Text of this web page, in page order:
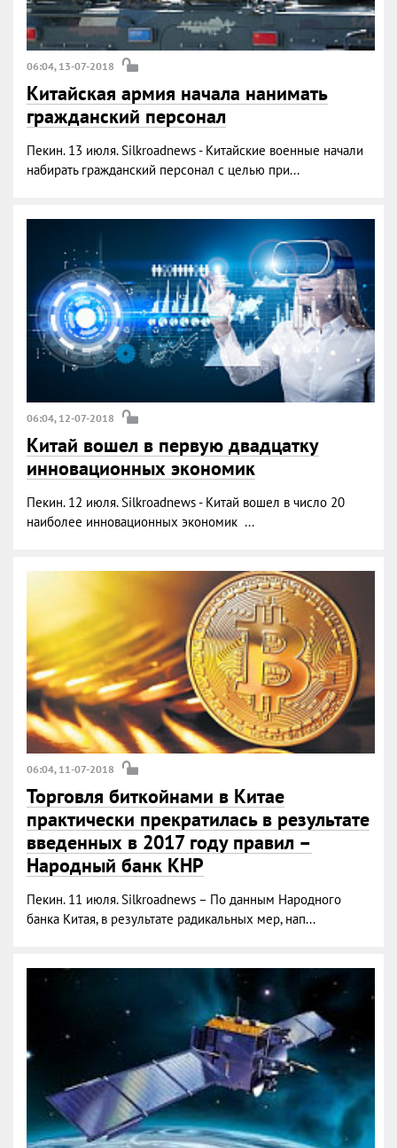
06:04, 13-07-2018
Китайская армия начала нанимать
гражданский персонал
Пекин. 13 июля. Silkroadnews - Китайские военные начали
набирать гражданский персонал с целью при...
06:04, 12-07-2018
Китай вошел в первую двадцатку
инновационных экономик
Пекин. 12 июля. Silkroadnews - Китай вошел в число 20
наиболее инновационных экономик ...
06:04, 11-07-2018
Торговля биткойнами в Китае
практически прекратилась в результате
введенных в 2017 году правил –
Народный банк КНР
Пекин. 11 июля. Silkroadnews – По данным Народного
банка Китая, в результате радикальных мер, нап...